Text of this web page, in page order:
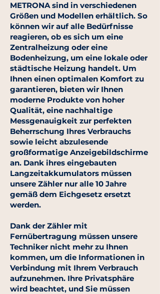
METRONA sind in verschiedenen
Größen und Modellen erhältlich. So
können wir auf alle Bedürfnisse
reagieren, ob es sich um eine
Zentralheizung oder eine
Bodenheizung, um eine lokale oder
städtische Heizung handelt. Um
Ihnen einen optimalen Komfort zu
garantieren, bieten wir Ihnen
moderne Produkte von hoher
Qualität, eine nachhaltige
Messgenauigkeit zur perfekten
Beherrschung Ihres Verbrauchs
sowie leicht abzulesende
großformatige Anzeigebildschirme
an. Dank ihres eingebauten
Langzeitakkumulators müssen
unsere Zähler nur alle 10 Jahre
gemäß dem Eichgesetz ersetzt
werden.
Dank der Zähler mit
Fernübertragung müssen unsere
Techniker nicht mehr zu Ihnen
kommen, um die Informationen in
Verbindung mit Ihrem Verbrauch
aufzunehmen. Ihre Privatsphäre
wird beachtet, und Sie müssen